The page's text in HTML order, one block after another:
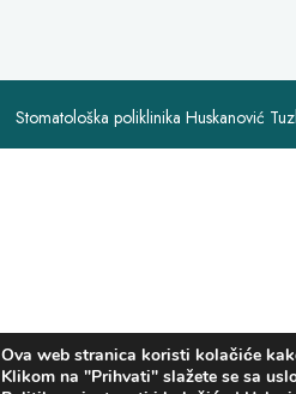
Stomatološka poliklinika Huskanović
Ova web stranica koristi kolačiće
Klikom na "Prihvati" slažete se sa